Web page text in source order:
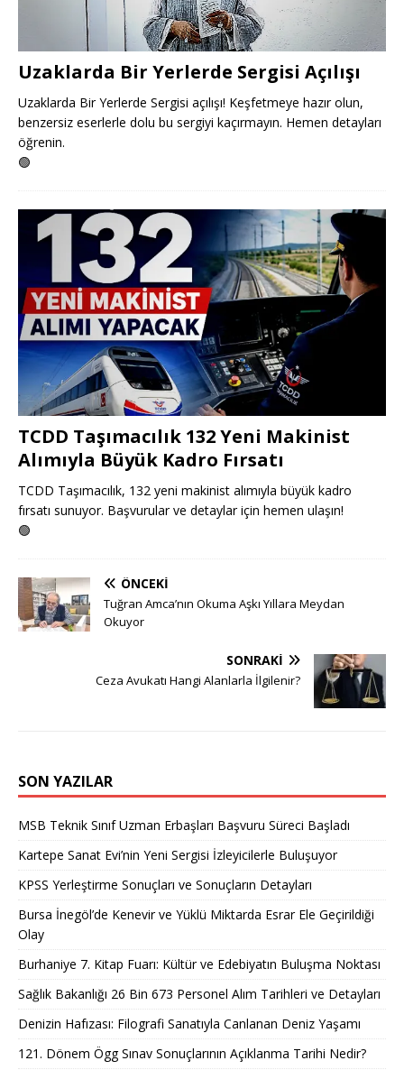
Uzaklarda Bir Yerlerde Sergisi Açılışı
Uzaklarda Bir Yerlerde Sergisi açılışı! Keşfetmeye hazır olun,
benzersiz eserlerle dolu bu sergiyi kaçırmayın. Hemen detayları
öğrenin.
🟢
TCDD Taşımacılık 132 Yeni Makinist
Alımıyla Büyük Kadro Fırsatı
TCDD Taşımacılık, 132 yeni makinist alımıyla büyük kadro
fırsatı sunuyor. Başvurular ve detaylar için hemen ulaşın!
🟢
ÖNCEKI
Tuğran Amca’nın Okuma Aşkı Yıllara Meydan
Okuyor
SONRAKI
Ceza Avukatı Hangi Alanlarla İlgilenir?
SON YAZILAR
MSB Teknik Sınıf Uzman Erbaşları Başvuru Süreci Başladı
Kartepe Sanat Evi’nin Yeni Sergisi İzleyicilerle Buluşuyor
KPSS Yerleştirme Sonuçları ve Sonuçların Detayları
Bursa İnegöl’de Kenevir ve Yüklü Miktarda Esrar Ele Geçirildiği
Olay
Burhaniye 7. Kitap Fuarı: Kültür ve Edebiyatın Buluşma Noktası
Sağlık Bakanlığı 26 Bin 673 Personel Alım Tarihleri ve Detayları
Denizin Hafızası: Filografi Sanatıyla Canlanan Deniz Yaşamı
121. Dönem Ögg Sınav Sonuçlarının Açıklanma Tarihi Nedir?